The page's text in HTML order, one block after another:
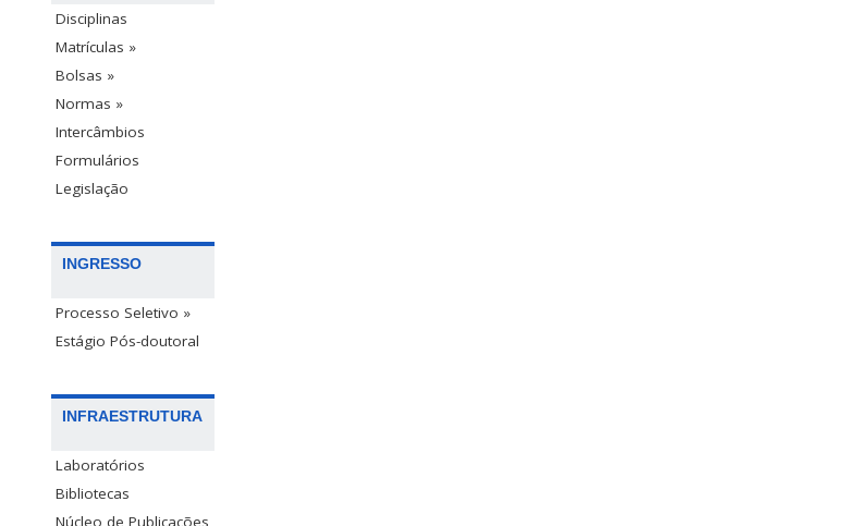
Disciplinas
Matrículas »
Bolsas »
Normas »
Intercâmbios
Formulários
Legislação
INGRESSO
Processo Seletivo »
Estágio Pós-doutoral
INFRAESTRUTURA
Laboratórios
Bibliotecas
Núcleo de Publicações